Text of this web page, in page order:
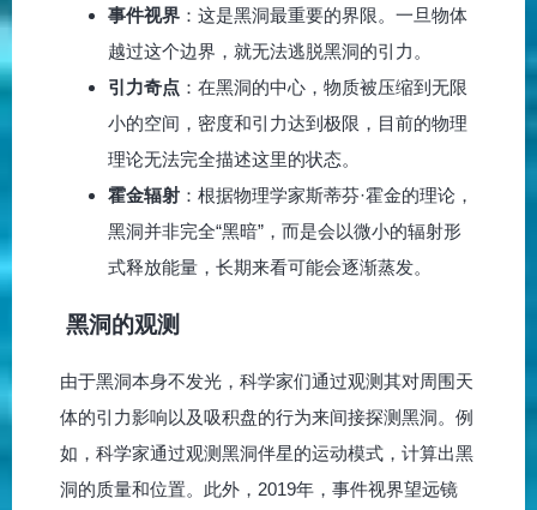
事件视界 ：这是黑洞最重要的界限。一旦物体
越过这个边界，就无法逃脱黑洞的引力。
引力奇点 ：在黑洞的中心，物质被压缩到无限
小的空间，密度和引力达到极限，目前的物理
理论无法完全描述这里的状态。
霍金辐射 ：根据物理学家斯蒂芬·霍金的理论，
黑洞并非完全“黑暗”，而是会以微小的辐射形
式释放能量，长期来看可能会逐渐蒸发。
黑洞的观测
由于黑洞本身不发光，科学家们通过观测其对周围天
体的引力影响以及吸积盘的行为来间接探测黑洞。例
如，科学家通过观测黑洞伴星的运动模式，计算出黑
洞的质量和位置。此外，2019年，事件视界望远镜